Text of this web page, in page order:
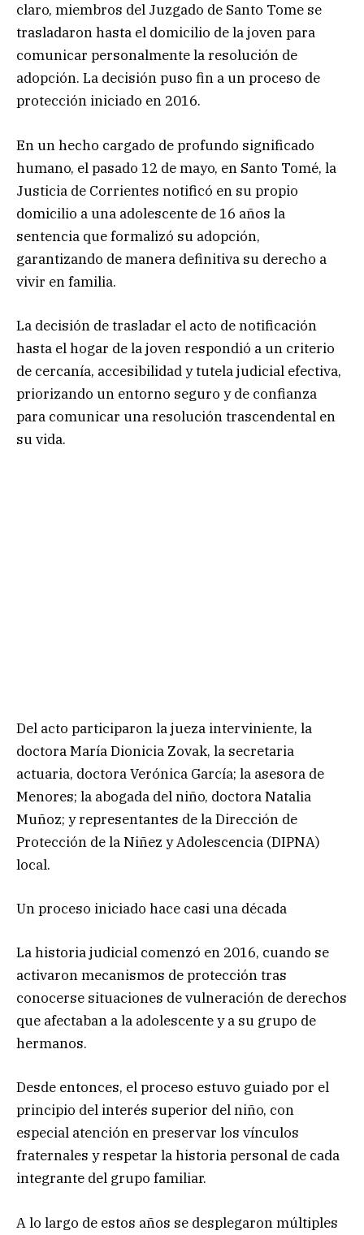
claro, miembros del Juzgado de Santo Tome se
trasladaron hasta el domicilio de la joven para
comunicar personalmente la resolución de
adopción. La decisión puso fin a un proceso de
protección iniciado en 2016.
En un hecho cargado de profundo significado
humano, el pasado 12 de mayo, en Santo Tomé, la
Justicia de Corrientes notificó en su propio
domicilio a una adolescente de 16 años la
sentencia que formalizó su adopción,
garantizando de manera definitiva su derecho a
vivir en familia.
La decisión de trasladar el acto de notificación
hasta el hogar de la joven respondió a un criterio
de cercanía, accesibilidad y tutela judicial efectiva,
priorizando un entorno seguro y de confianza
para comunicar una resolución trascendental en
su vida.
Del acto participaron la jueza interviniente, la
doctora María Dionicia Zovak, la secretaria
actuaria, doctora Verónica García; la asesora de
Menores; la abogada del niño, doctora Natalia
Muñoz; y representantes de la Dirección de
Protección de la Niñez y Adolescencia (DIPNA)
local.
Un proceso iniciado hace casi una década
La historia judicial comenzó en 2016, cuando se
activaron mecanismos de protección tras
conocerse situaciones de vulneración de derechos
que afectaban a la adolescente y a su grupo de
hermanos.
Desde entonces, el proceso estuvo guiado por el
principio del interés superior del niño, con
especial atención en preservar los vínculos
fraternales y respetar la historia personal de cada
integrante del grupo familiar.
A lo largo de estos años se desplegaron múltiples